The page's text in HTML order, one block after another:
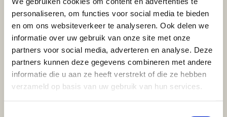
personaliseren, om functies voor social media te bieden
en om ons websiteverkeer te analyseren. Ook delen we
informatie over uw gebruik van onze site met onze
partners voor social media, adverteren en analyse. Deze
partners kunnen deze gegevens combineren met andere
informatie die u aan ze heeft verstrekt of die ze hebben
verzameld op basis van uw gebruik van hun services.
Kies type
Vraag
Kies type onderwerp
Overig